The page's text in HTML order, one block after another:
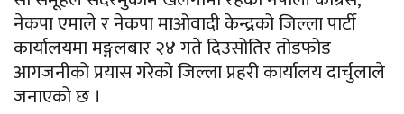
नेकपा एमाले र नेकपा माओवादी केन्द्रको जिल्ला पार्टी
कार्यालयमा मङ्गलबार २४ गते दिउसोतिर तोडफोड
आगजनीको प्रयास गरेको जिल्ला प्रहरी कार्यालय दार्चुलाले
जनाएको छ ।